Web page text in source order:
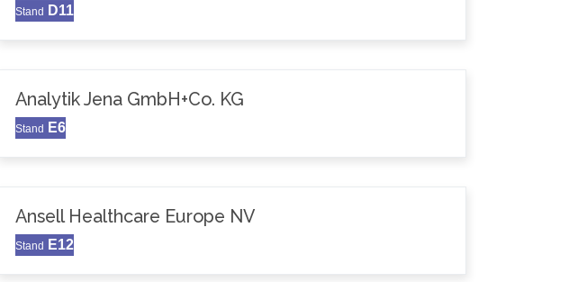
Stand D11
Analytik Jena GmbH+Co. KG
Stand E6
Ansell Healthcare Europe NV
Stand E12